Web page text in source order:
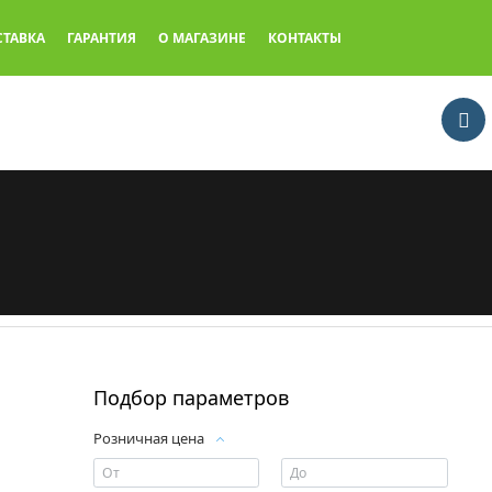
ГАРАНТИЯ О МАГАЗИНЕ КОНТАКТЫ
Подбор параметров
Розничная цена